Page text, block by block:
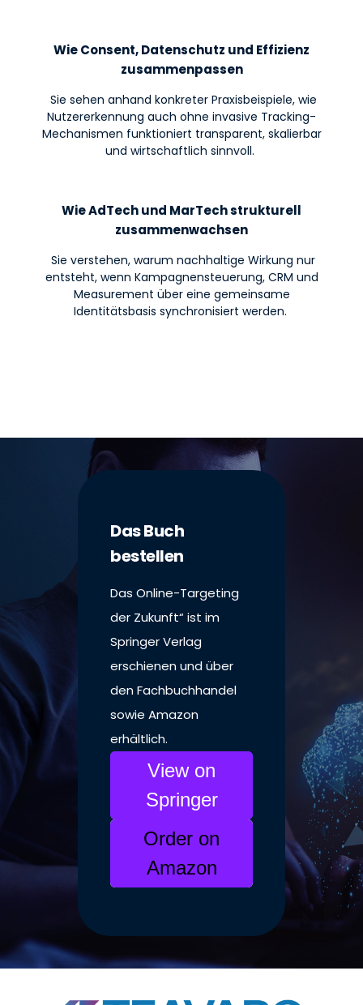
Wie Consent, Datenschutz und Effizienz
zusammenpassen
Sie sehen anhand konkreter Praxisbeispiele, wie
Nutzererkennung auch ohne invasive Tracking-
Mechanismen funktioniert transparent, skalierbar
und wirtschaftlich sinnvoll.
Wie AdTech und MarTech strukturell
zusammenwachsen
Sie verstehen, warum nachhaltige Wirkung nur
entsteht, wenn Kampagnensteuerung, CRM und
Measurement über eine gemeinsame
Identitätsbasis synchronisiert werden.
Das Buch
bestellen
Das Online-Targeting
der Zukunft“ ist im
Springer Verlag
erschienen und über
den Fachbuchhandel
sowie Amazon
erhältlich.
View on
Springer
Order on
Amazon